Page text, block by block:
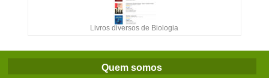
Livros diversos de Biologia
Quem somos